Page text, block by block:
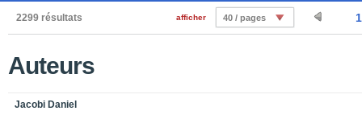
2299 résultats 1
afficher 40 / pages
Auteurs
Jacobi Daniel